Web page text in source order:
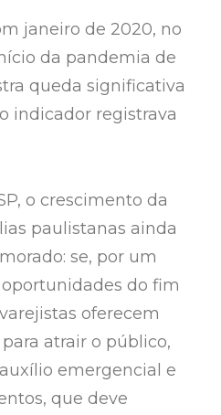
janeiro de 2020, no
da pandemia de
queda significativa
indicador registrava
o crescimento da
paulistanas ainda
se, por um
do fim
oferecem
atrair o público,
emergencial e
que deve